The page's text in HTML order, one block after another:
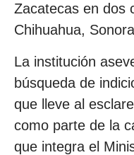
Zacatecas en dos
Chihuahua,
La institución
búsqueda de
que lleve al
como parte de la
que integra el